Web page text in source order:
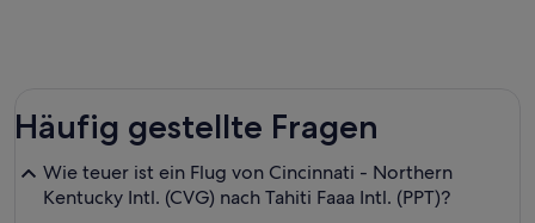
Häufig gestellte Fragen
Wie teuer ist ein Flug von Cincinnati - Northern
Kentucky Intl. (CVG) nach Tahiti Faaa Intl. (PPT)?